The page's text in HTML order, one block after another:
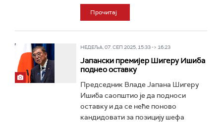
Прочитај
НЕДЕЉА, 07. СЕП 2025, 15:33 -> 16:23
Јапански премијер Шигеру Ишиба
поднео оставку
Председник Владе Јапана Шигеру
Ишиба саопштио је да подноси
оставку и да се неће поново
кандидовати за позицију шефа